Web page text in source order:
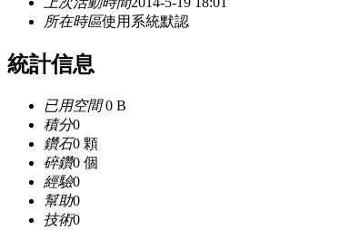
所在時區使用系統默認
統計信息
已用空間0 B
積分0
鑽石0 顆
碎鑽0 個
經驗0
幫助0
技術0